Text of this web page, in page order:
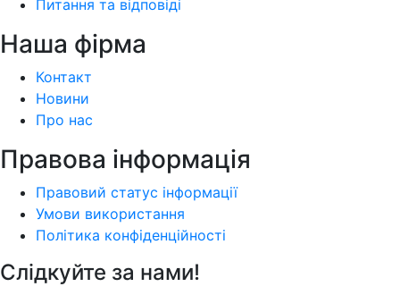
Питання та відповіді
Наша фiрма
Контакт
Новини
Про нас
Правова інформація
Правовий статус інформації
Умови використання
Політика конфіденційності
Слідкуйте за нами!